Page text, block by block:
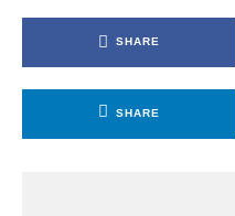
SHARE
SHARE